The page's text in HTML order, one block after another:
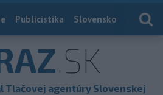
Publicistika Slovensko
.SK
Tlačovej agentúry Slovenskej